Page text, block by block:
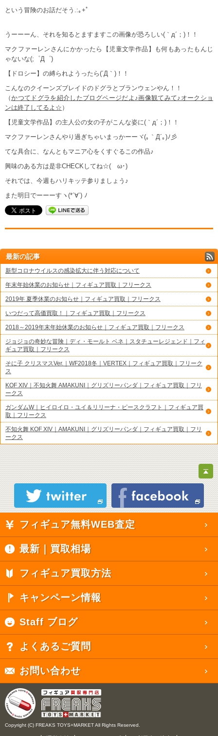
という冒険のお話だそう.:｡+ﾟ
うーーーん、それを知るとますますこの画像が恐ろしい(｀д´；)！！
マクファーレンさんにかかったら【児童文学作品】も何もあったもんじ
ゃないな(;゜Д゜)
【ドロシー】の縛られようったら(´Д｀)！！
こんなのクイーンズブレイドのドグラとブランウェンやん！！
（かつてドグラを紹介したブログページだよ♪画像観てみて♪オークショ
ンは終了してるよ☆ ）
【児童文学作品】の主人公の女の子がこんな姿に(｀д´；)！！
マクファーレンさんやり過ぎちゃいまっかーーヾ(｡｀Д´｡)ﾉ彡
てな具合に、なんともマニア心をくすぐるこの作品♪
興味のある方は是非CHECKしてね☆(ゝω･)
それでは、今週もハリキッテ参りましょう♪
また明日でーーーすヽ(*´∀`) ﾉ
最新の記事
新型コロナウイルスの感染拡大に伴う対応について
年末年始休業のお知らせ｜フィギュア買取｜フリークス
2019年 夏季休業のお知らせ｜フィギュア買取｜フリークス
いつだって高価買取！｜フィギュア買取｜フリークス
2018～2019年末年始休業のお知らせ｜フィギュア買取｜フリークス
ジョジョの奇妙な冒険｜ディ・モールト ベネ｜スタチューレジェンド｜フィ
ギュア買取｜フリークス
そに子 クリスマスVer.｜WF2018冬｜VERTEX｜フィギュア買取｜フリーク
ス
KOF XIV｜不知火舞 AMAKUNI｜グリズリーパンダ｜フィギュア買取｜フリ
ークス
ガンダムW｜ヒイロイロ・ユイ＆リリーナ・ピースクラフト｜フィギュア買
取｜フリークス
不知火舞 KOF XIV｜AMAKUNI｜グリズリーパンダ｜フィギュア買取｜フリ
ークス
フィギュア無料WEB査定
最新｜買取相場
フィギュア買取方法
キャンペーン情報
Staff ブログ
よくあるご質問
お問い合わせ
Copyright (C) FREAKS TOYS+MARKET All Rights Reserved.